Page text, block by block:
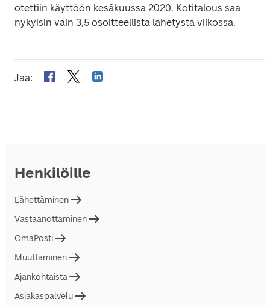
otettiin käyttöön kesäkuussa 2020. Kotitalous saa
nykyisin vain 3,5 osoitteellista lähetystä viikossa.
Jaa:
Henkilöille
Lähettäminen
Vastaanottaminen
OmaPosti
Muuttaminen
Ajankohtaista
Asiakaspalvelu